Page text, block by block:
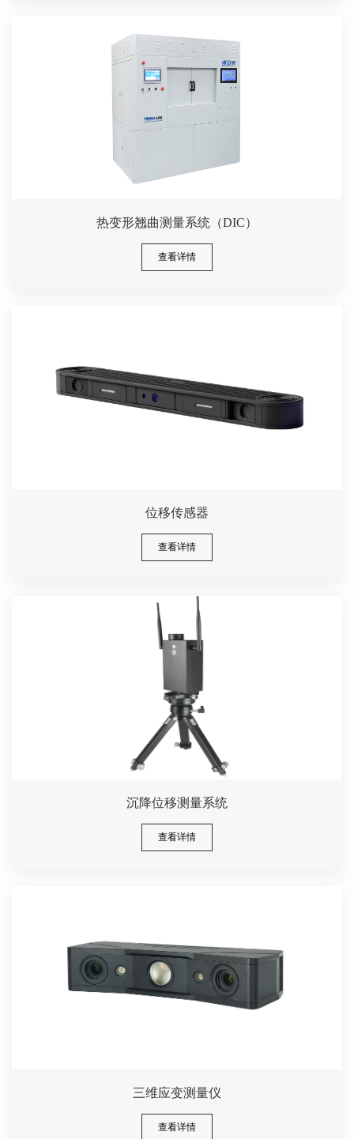
热变形翘曲测量系统（DIC）
查看详情
位移传感器
查看详情
沉降位移测量系统
查看详情
三维应变测量仪
查看详情